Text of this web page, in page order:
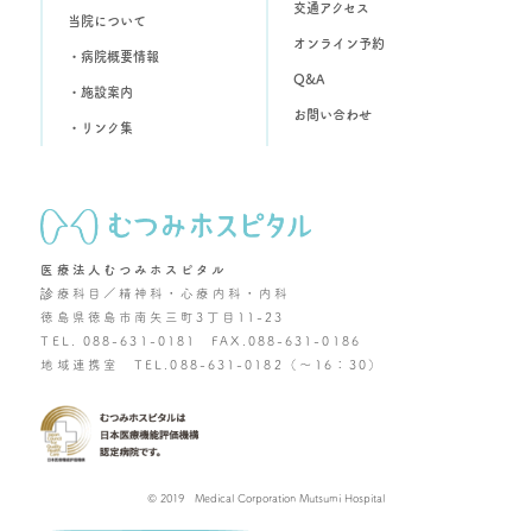
当院について
・病院概要情報
・施設案内
・リンク集
交通アクセス
オンライン予約
Q&A
お問い合わせ
医療法人むつみホスピタル
診療科目／精神科・心療内科・内科
徳島県徳島市南矢三町3丁目11-23
TEL. 088-631-0181 FAX.088-631-0186
地域連携室 TEL.088-631-0182（～16：30）
© 2019 Medical Corporation Mutsumi Hospital